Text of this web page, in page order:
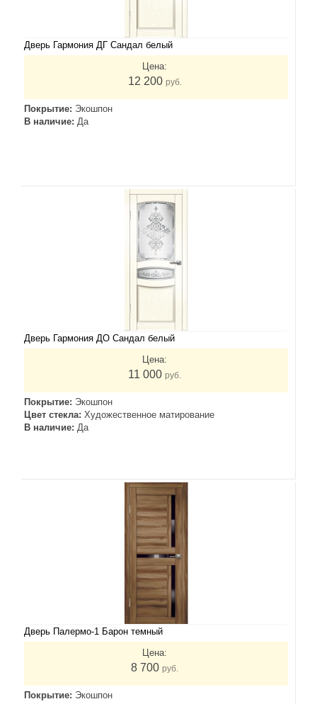
Дверь Гармония ДГ Сандал белый
Цена:
12 200 руб.
Покрытие: Экошпон
В наличие: Да
Дверь Гармония ДО Сандал белый
Цена:
11 000 руб.
Покрытие: Экошпон
Цвет стекла: Художественное матирование
В наличие: Да
Дверь Палермо-1 Барон темный
Цена:
8 700 руб.
Покрытие: Экошпон